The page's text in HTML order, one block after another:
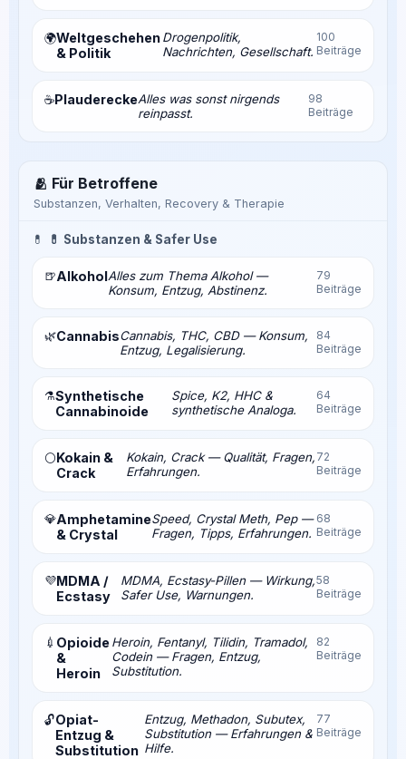
🌍Weltgeschehen
& Politik
Drogenpolitik,
Nachrichten, Gesellschaft.
100
Beiträge
☕PlaudereckeAlles was sonst nirgends
reinpasst.
98
Beiträge
🫂 Für Betroffene
Substanzen, Verhalten, Recovery & Therapie
💊 💊 Substanzen & Safer Use
🍺AlkoholAlles zum Thema Alkohol —
Konsum, Entzug, Abstinenz.
79
Beiträge
🌿CannabisCannabis, THC, CBD — Konsum,
Entzug, Legalisierung.
84
Beiträge
⚗️Synthetische
Cannabinoide
Spice, K2, HHC &
synthetische Analoga.
64
Beiträge
⚪Kokain &
Crack
Kokain, Crack — Qualität, Fragen,
Erfahrungen.
72
Beiträge
💎Amphetamine
& Crystal
Speed, Crystal Meth, Pep —
Fragen, Tipps, Erfahrungen.
68
Beiträge
💜MDMA /
Ecstasy
MDMA, Ecstasy-Pillen — Wirkung,
Safer Use, Warnungen.
58
Beiträge
💉 Opioide
&
Heroin
Heroin, Fentanyl, Tilidin, Tramadol,
Codein — Fragen, Entzug,
Substitution.
82
Beiträge
🔓Opiat-
Entzug &
Substitution
Entzug, Methadon, Subutex,
Substitution — Erfahrungen &
Hilfe.
77
Beiträge